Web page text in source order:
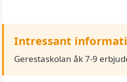
Intressant
Gerestaskolan åk 7-9